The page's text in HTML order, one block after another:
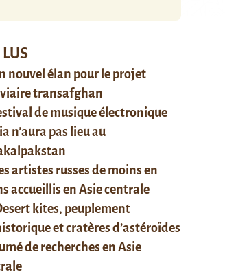
LUS
nouvel élan pour le projet
transafghan
de musique électronique
n’aura pas lieu au
artistes russes de moins en
accueillis en Asie centrale
kites, peuplement
et cratères d’astéroïdes
de recherches en Asie